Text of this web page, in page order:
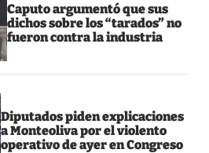
Caputo argumentó que sus
dichos sobre los “tarados” no
fueron contra la industria
Diputados piden explicaciones
a Monteoliva por el violento
operativo de ayer en Congreso